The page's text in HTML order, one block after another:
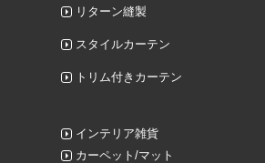
リターン縫製
スタイルカーテン
トリム付きカーテン
インテリア雑貨
カーペット/マット